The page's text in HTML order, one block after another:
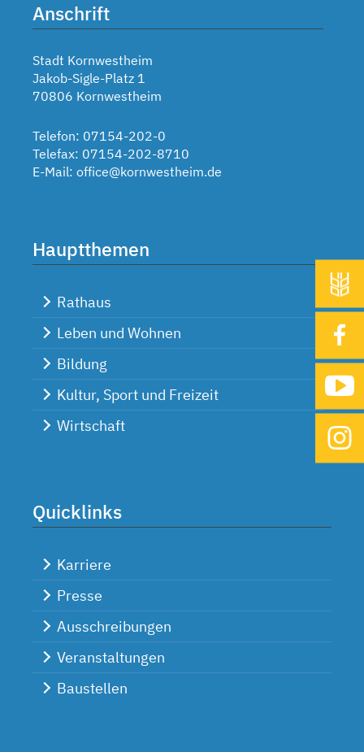
Anschrift
Stadt Kornwestheim
Jakob-Sigle-Platz 1
70806 Kornwestheim
Telefon: 07154-202-0
Telefax: 07154-202-8710
E-Mail: office@kornwestheim.de
Hauptthemen
Rathaus
Leben und Wohnen
Bildung
Kultur, Sport und Freizeit
Wirtschaft
Quicklinks
Karriere
Presse
Ausschreibungen
Veranstaltungen
Baustellen